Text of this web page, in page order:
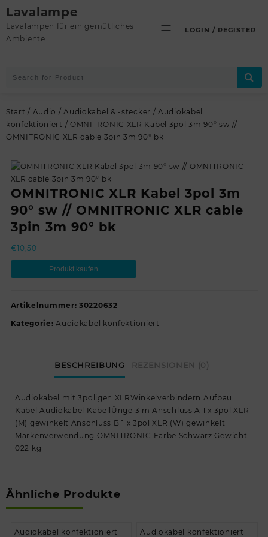
Skip
to
content
Lavalampe
Lavalampen für ein gemütliches
Ambiente
LOGIN / REGISTER
Start / Audio /Audiokabel & -stecker /Audiokabel
konfektioniert / OMNITRONIC XLR Kabel 3pol 3m 90° sw //
OMNITRONIC XLR cable 3pin 3m 90° bk
OMNITRONIC XLR Kabel 3pol 3m
90° sw // OMNITRONIC XLR cable
3pin 3m 90° bk
€10,50
Produkt kaufen
Artikelnummer: 30220632
Kategorie:Audiokabel konfektioniert
BESCHREIBUNG REZENSIONEN (0)
Audiokabel mit 3poligen XLRWinkelverbindern Aufbau
Kabel Audiokabel KabellÜnge 3 m Anschluss A 1 x 3pol XLR
(M) gewinkelt Anschluss B 1 x 3pol XLR (W) gewinkelt
Markenverwendung OMNITRONIC Farbe Schwarz Gewicht
022 kg
Ähnliche Produkte
Audiokabel konfektioniert Audiokabel konfektioniert